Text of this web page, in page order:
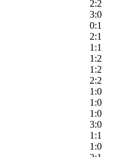
2:2
3:0
0:1
2:1
1:1
1:2
1:2
2:2
1:0
1:0
1:0
3:0
1:1
1:0